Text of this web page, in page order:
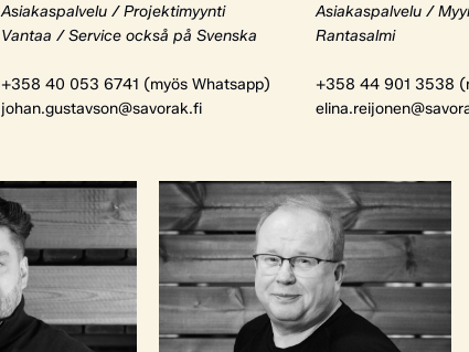
Asiakaspalvelu / Projektimyynti
Vantaa / Service också på Svenska
+358 40 053 6741 (myös Whatsapp)
johan.gustavson@savorak.fi
Asiakaspalvelu /
Rantasalmi
+358 44 901 3538